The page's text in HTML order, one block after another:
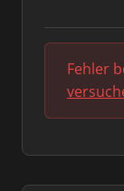
Fehler